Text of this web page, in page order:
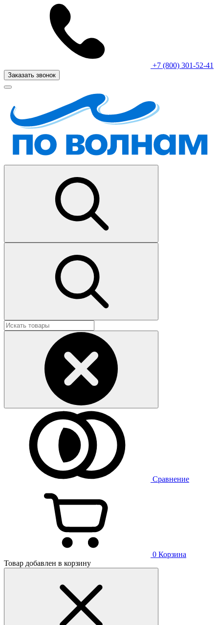
+7 (800) 301-52-41
Заказать звонок
Сравнение
0 Корзина
Товар добавлен в корзину